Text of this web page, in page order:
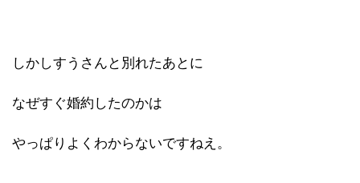
しかしすうさんと別れたあとに
なぜすぐ婚約したのかは
やっぱりよくわからないですねえ。